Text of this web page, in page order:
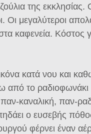
της
Οι μεγαλύτεροι
καφενεία. Κόστος
κατά νου και
από το ραδιοφωνάκι
καναλική, παν-
ο ευσεβής
φέρνει έναν